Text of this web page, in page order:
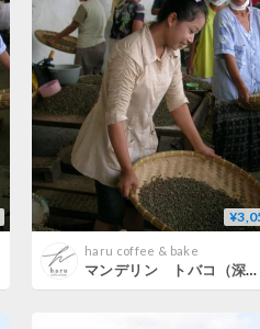
haru coffee & bake
マンデリン トバコ（深煎り）300g